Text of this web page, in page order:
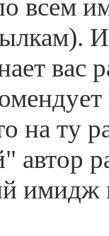
всем
вас
на ту
автор
имидж